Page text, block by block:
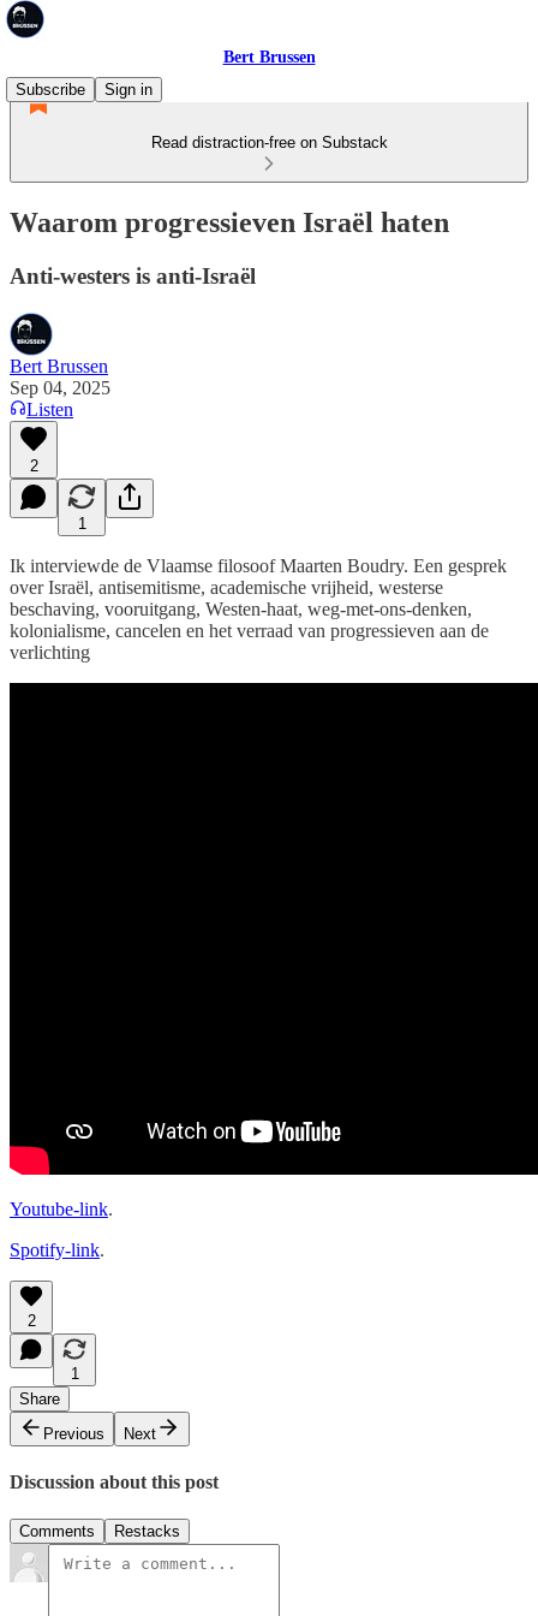
Bert Brussen
Subscribe
Sign in
Read distraction-free on Substack
Waarom progressieven Israël haten
Anti-westers is anti-Israël
Bert Brussen
Sep 04, 2025
Listen
2
1
Ik interviewde de Vlaamse filosoof Maarten Boudry. Een gesprek
over Israël, antisemitisme, academische vrijheid, westerse
beschaving, vooruitgang, Westen-haat, weg-met-ons-denken,
kolonialisme, cancelen en het verraad van progressieven aan de
verlichting
Youtube-link.
Spotify-link.
2
1
Share
Previous
Next
Discussion about this post
Comments Restacks